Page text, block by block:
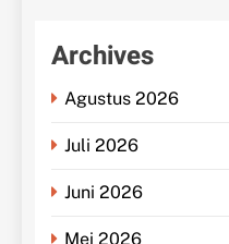
Archives
Agustus 2026
Juli 2026
Juni 2026
Mei 2026